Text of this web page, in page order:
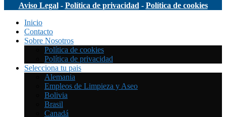
Aviso Legal- Política de privacidad - Política de cookies
Inicio
Contacto
Sobre Nosotros
Política de cookies
Política de privacidad
Selecciona tu pais
Alemania
Empleos de Limpieza y Aseo
Bolivia
Brasil
Canadá